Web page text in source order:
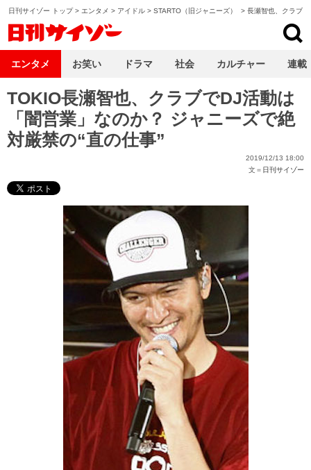
日刊サイゾー トップ> エンタメ > アイドル > STARTO（旧ジャニーズ） > 長瀬智也、クラブ
TOKIO長瀬智也、クラブでDJ活動は
「闇営業」なのか？ ジャニーズで絶
対厳禁の“直の仕事”
2019/12/13 18:00
文＝ 日刊サイゾー
エンタメ お笑い ドラマ 社会 カルチャー 連載